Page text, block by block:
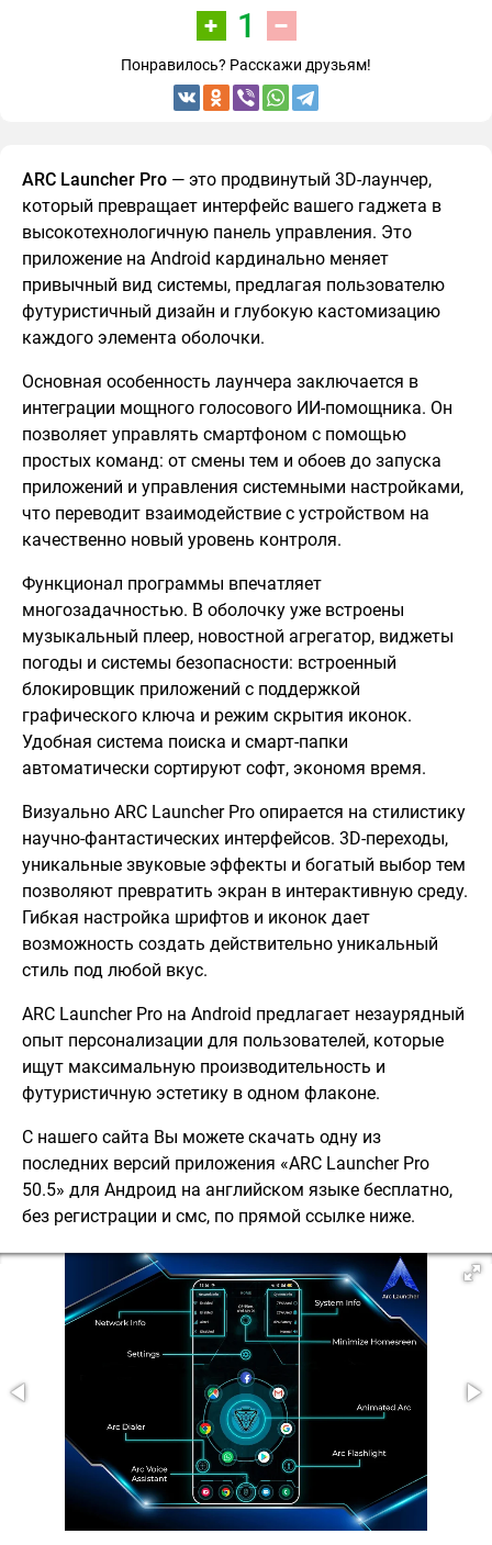
1
Понравилось? Расскажи друзьям!
ARC Launcher Pro — это продвинутый 3D-лаунчер,
который превращает интерфейс вашего гаджета в
высокотехнологичную панель управления. Это
приложение на Android кардинально меняет
привычный вид системы, предлагая пользователю
футуристичный дизайн и глубокую кастомизацию
каждого элемента оболочки.
Основная особенность лаунчера заключается в
интеграции мощного голосового ИИ-помощника. Он
позволяет управлять смартфоном с помощью
простых команд: от смены тем и обоев до запуска
приложений и управления системными настройками,
что переводит взаимодействие с устройством на
качественно новый уровень контроля.
Функционал программы впечатляет
многозадачностью. В оболочку уже встроены
музыкальный плеер, новостной агрегатор, виджеты
погоды и системы безопасности: встроенный
блокировщик приложений с поддержкой
графического ключа и режим скрытия иконок.
Удобная система поиска и смарт-папки
автоматически сортируют софт, экономя время.
Визуально ARC Launcher Pro опирается на стилистику
научно-фантастических интерфейсов. 3D-переходы,
уникальные звуковые эффекты и богатый выбор тем
позволяют превратить экран в интерактивную среду.
Гибкая настройка шрифтов и иконок дает
возможность создать действительно уникальный
стиль под любой вкус.
ARC Launcher Pro на Android предлагает незаурядный
опыт персонализации для пользователей, которые
ищут максимальную производительность и
футуристичную эстетику в одном флаконе.
С нашего сайта Вы можете скачать одну из
последних версий приложения «ARC Launcher Pro
50.5» для Андроид на английском языке бесплатно,
без регистрации и смс, по прямой ссылке ниже.